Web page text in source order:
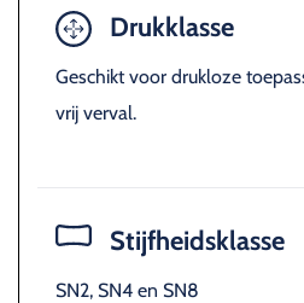
Drukklasse
Geschikt voor drukloze
vrij verval.
Stijfheidsklasse
SN2, SN4 en SN8